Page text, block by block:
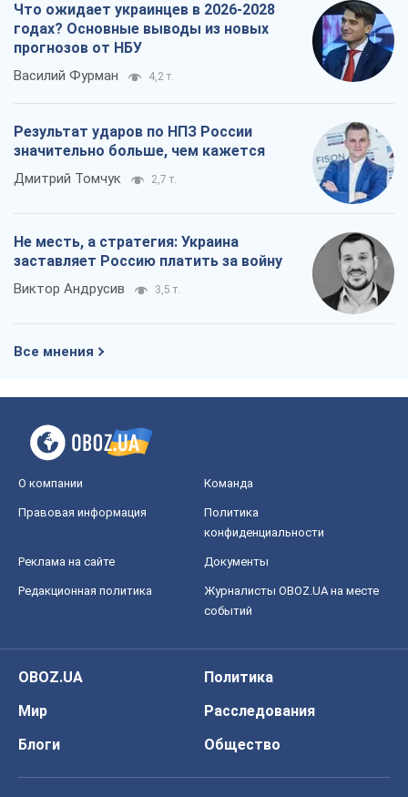
Что ожидает украинцев в 2026-2028
годах? Основные выводы из новых
прогнозов от НБУ
Василий Фурман 4,2 т.
Результат ударов по НПЗ России
значительно больше, чем кажется
Дмитрий Томчук 2,7 т.
Не месть, а стратегия: Украина
заставляет Россию платить за войну
Виктор Андрусив 3,5 т.
Все мнения
О компании Команда
Правовая информация
Политика
конфиденциальности
Реклама на сайте Документы
Редакционная политика
Журналисты OBOZ.UA на месте
событий
OBOZ.UA
Политика
Мир
Расследования
Блоги
Общество